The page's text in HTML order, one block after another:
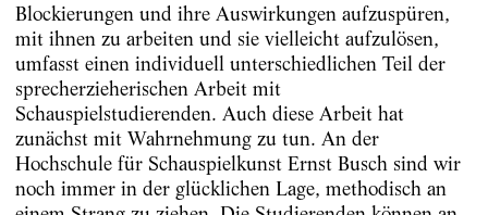
Blockierungen und ihre Auswirkungen aufzuspüren,
mit ihnen zu arbeiten und sie vielleicht aufzulösen,
umfasst einen individuell unterschiedlichen Teil der
sprecherzieherischen Arbeit mit
Schauspielstudierenden. Auch diese Arbeit hat
zunächst mit Wahrnehmung zu tun. An der
Hochschule für Schauspielkunst Ernst Busch sind wir
noch immer in der glücklichen Lage, methodisch an